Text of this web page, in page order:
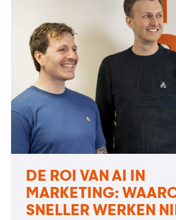
DE ROI VAN AI IN
MARKETING:
SNELLER WERKEN